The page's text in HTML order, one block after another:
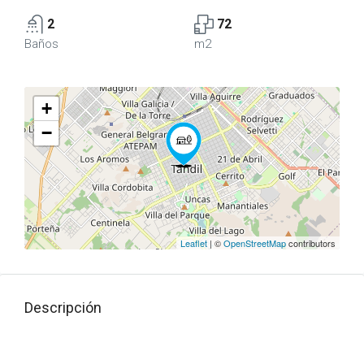
2
Baños
72
m2
+
−
Leaflet | ©OpenStreetMapcontributors
Descripción